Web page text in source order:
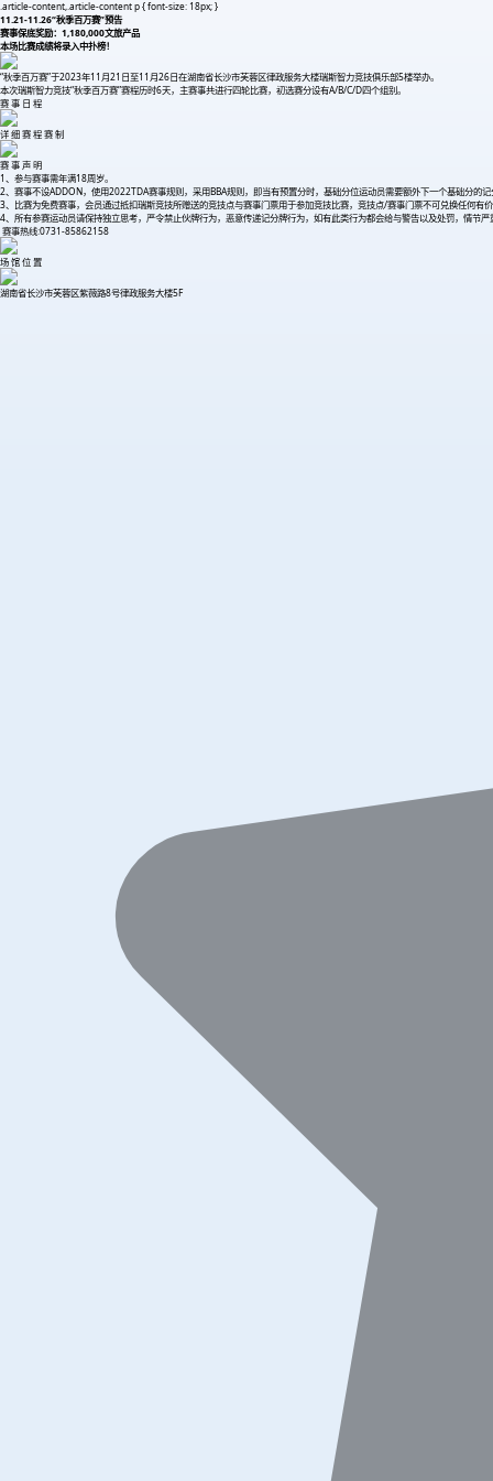
.article-content,.article-content p { font-size: 18px; }
11.21-11.26“秋季百万赛”预告
赛事保底奖励：1,180,000文旅产品
本场比赛成绩将录入中扑榜！
“秋季百万赛”于2023年11月21日至11月26日在湖南省长沙市芙蓉区律政服务大楼瑞斯智力竞技俱乐部5楼举办。
本次瑞斯智力竞技“秋季百万赛”赛程历时6天，主赛事共进行四轮比赛，初选赛分设有A/B/C/D四个组别。
赛 事 日 程
详 细 赛 程 赛 制
赛 事 声 明
1、参与赛事需年满18周岁。
2、赛事不设ADDON，使用2022TDA赛事规则，采用BBA规则，即当有预置分时，基础分位运动员需要额外下一个基础分的
3、比赛为免费赛事，会员通过抵扣瑞斯竞技所赠送的竞技点与赛事门票用于参加竞技比赛，竞技点/赛事门票不可兑换任何有
4、所有参赛运动员请保持独立思考，严令禁止伙牌行为，恶意传递记分牌行为，如有此类行为都会给与警告以及处罚，情节
赛事热线:0731-85862158
场 馆 位 置
湖南省长沙市芙蓉区紫薇路8号律政服务大楼5F